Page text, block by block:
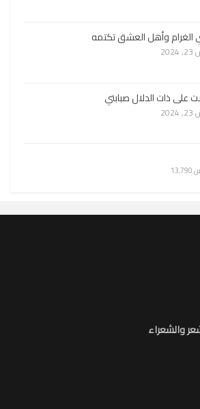
الغرام وأهل العشق تكتمه
على ذات الدلال صبابتي
والشعراء